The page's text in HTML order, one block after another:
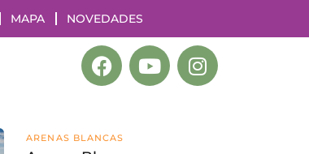
MAPA NOVEDADES
ARENAS BLANCAS